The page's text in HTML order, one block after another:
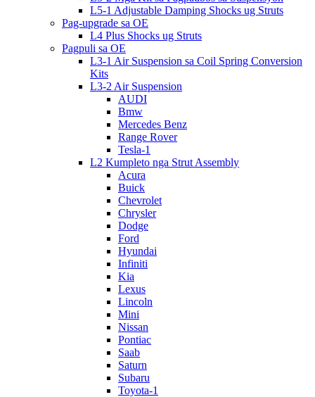
L5-1 Adjustable Damping Shocks ug Struts
Pag-upgrade sa OE
L4 Plus Shocks ug Struts
Pagpuli sa OE
L3-1 Air Suspension sa Coil Spring Conversion
Kits
L3-2 Air Suspension
AUDI
Bmw
Mercedes Benz
Range Rover
Tesla-1
L2 Kumpleto nga Strut Assembly
Acura
Buick
Chevrolet
Chrysler
Dodge
Ford
Hyundai
Infiniti
Kia
Lexus
Lincoln
Mini
Nissan
Pontiac
Saab
Saturn
Subaru
Toyota-1